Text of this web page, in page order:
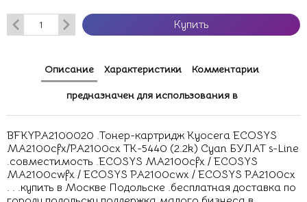
Купить
Описание Характеристики Комментарии
предназначен для использования в
BFKYPA2100020 .Тонер-картридж Kyocera ECOSYS
MA2100cfx/PA2100cx TK-5440 (2.2k) Cyan БУЛАТ s-Line
.совместимость .ECOSYS MA2100cfx / ECOSYS
MA2100cwfx / ECOSYS PA2100cwx / ECOSYS PA2100cx
. . .купить в Москве Подольске .бесплатная доставка по